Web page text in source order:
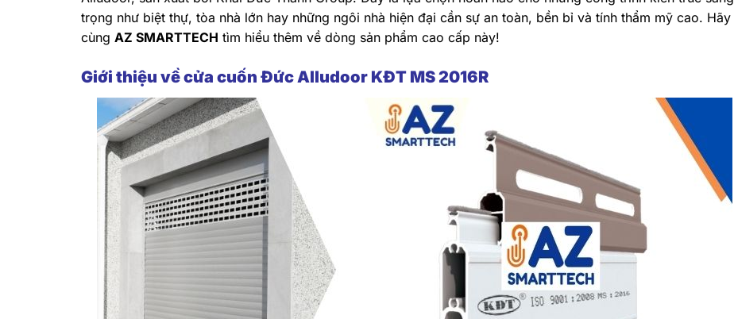
trọng như biệt thự, tòa nhà lớn hay những ngôi nhà hiện đại cần sự an toàn, bền bỉ và tính thẩm mỹ cao. Hãy
cùng AZ SMARTTECH tìm hiểu thêm về dòng sản phẩm cao cấp này!
Giới thiệu về cửa cuốn Đức Alludoor KĐT MS 2016R